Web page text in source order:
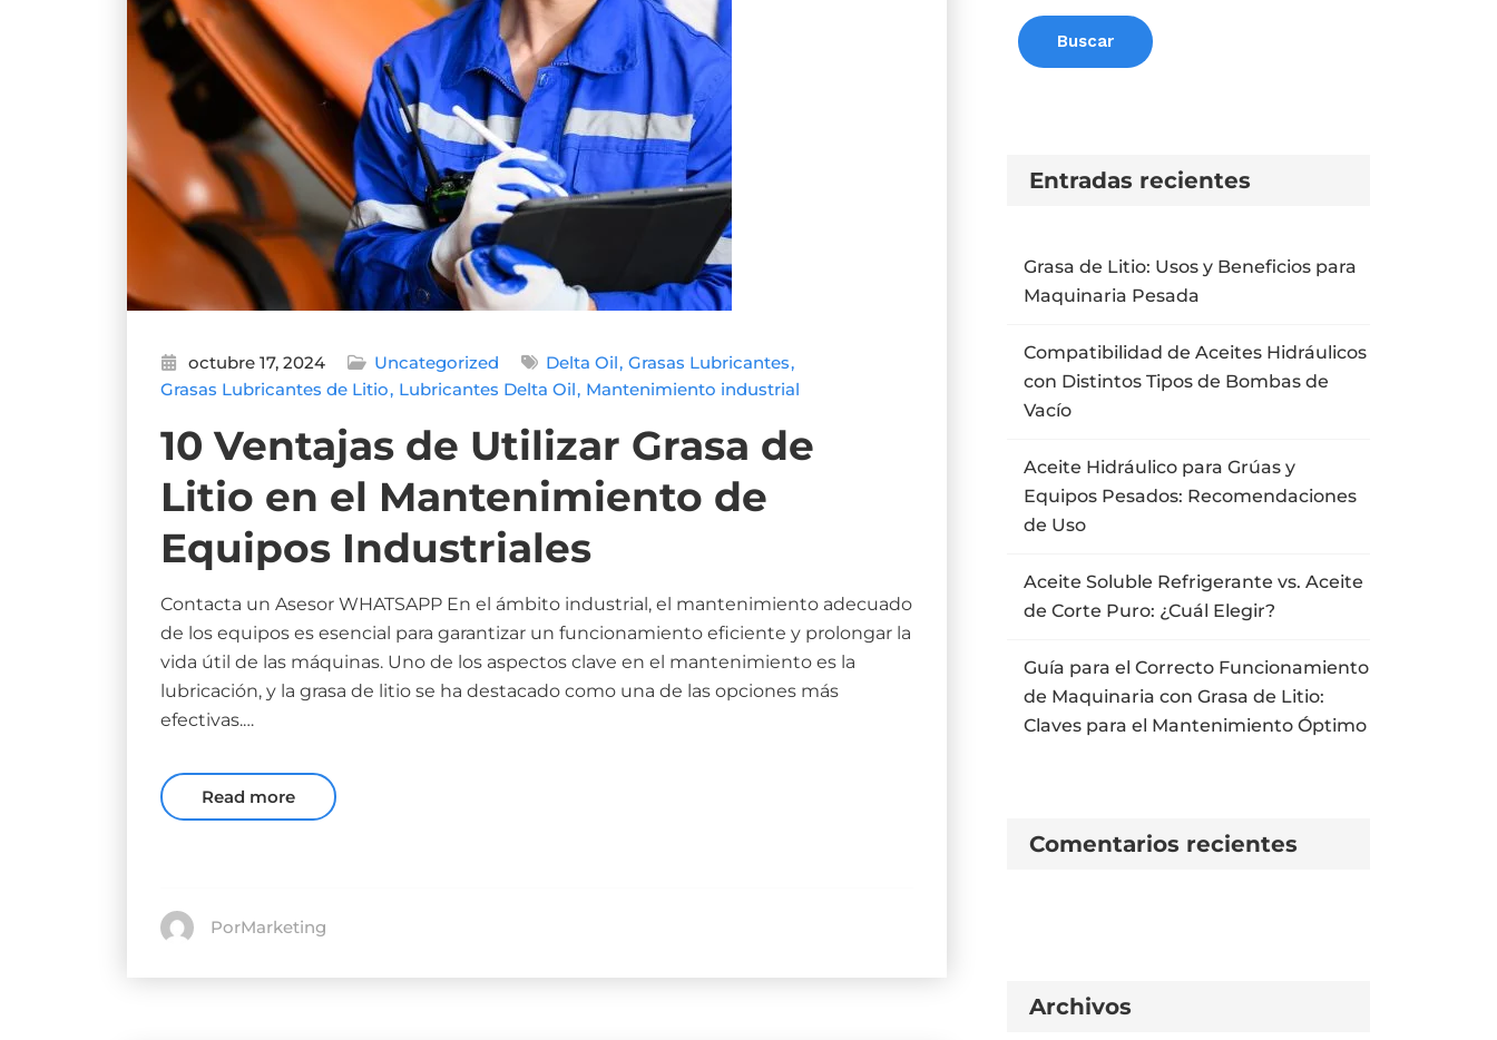
octubre 17, 2024 Uncategorized Delta Oil Grasas Lubricantes
Grasas Lubricantes de Litio Lubricantes Delta Oil Mantenimiento industrial
10 Ventajas de Utilizar Grasa de
Litio en el Mantenimiento de
Equipos Industriales
Contacta un Asesor WHATSAPP En el ámbito industrial, el mantenimiento adecuado
de los equipos es esencial para garantizar un funcionamiento eficiente y prolongar la
vida útil de las máquinas. Uno de los aspectos clave en el mantenimiento es la
lubricación, y la grasa de litio se ha destacado como una de las opciones más
efectivas.…
Read more
PorMarketing
Entradas recientes
Grasa de Litio: Usos y Beneficios para
Maquinaria Pesada
Compatibilidad de Aceites Hidráulicos
con Distintos Tipos de Bombas de
Vacío
Aceite Hidráulico para Grúas y
Equipos Pesados: Recomendaciones
de Uso
Aceite Soluble Refrigerante vs. Aceite
de Corte Puro: ¿Cuál Elegir?
Guía para el Correcto Funcionamiento
de Maquinaria con Grasa de Litio:
Claves para el Mantenimiento Óptimo
Comentarios recientes
Archivos